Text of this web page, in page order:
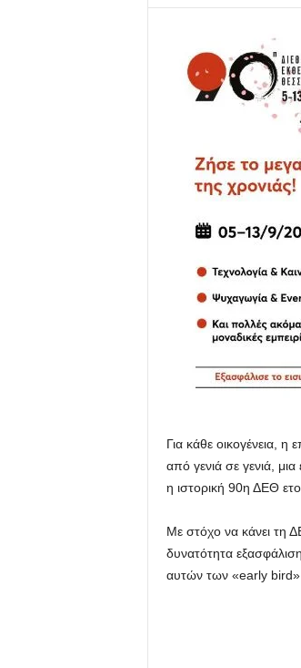
Για κάθε οικογένεια,
από γενιά σε γενιά,
η ιστορική 90η ΔΕΘ
Με στόχο να κάνει τη
δυνατότητα
αυτών των «early bird»